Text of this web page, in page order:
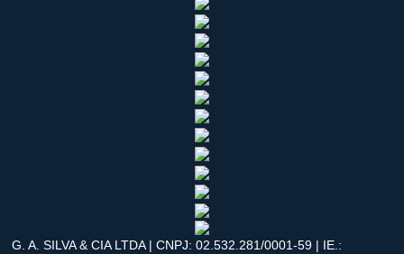
G. A. SILVA & CIA LTDA | CNPJ: 02.532.281/0001-59 | IE.: